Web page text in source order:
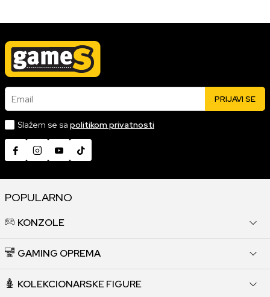
Email PRIJAVI SE
Slažem se sa politikom privatnosti
POPULARNO
KONZOLE
GAMING OPREMA
KOLEKCIONARSKE FIGURE